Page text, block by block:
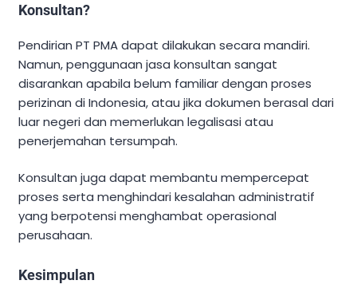
Konsultan?
Pendirian PT PMA dapat dilakukan secara mandiri.
Namun, penggunaan jasa konsultan sangat
disarankan apabila belum familiar dengan proses
perizinan di Indonesia, atau jika dokumen berasal dari
luar negeri dan memerlukan legalisasi atau
penerjemahan tersumpah.
Konsultan juga dapat membantu mempercepat
proses serta menghindari kesalahan administratif
yang berpotensi menghambat operasional
perusahaan.
Kesimpulan